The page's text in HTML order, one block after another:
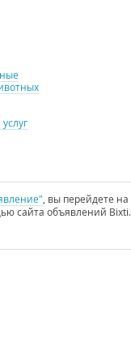
, вы перейдете
сайта объявлений